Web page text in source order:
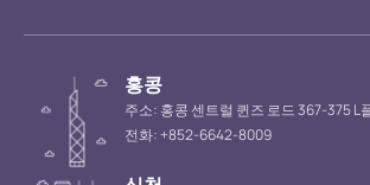
홍콩
주소: 홍콩 센트럴 퀸즈 로드 367-375 L
전화: +852-6642-8009